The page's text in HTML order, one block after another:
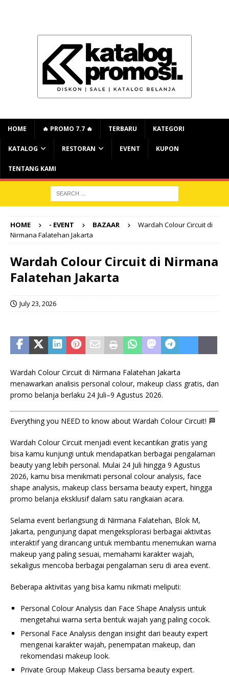
HOME 🔥 PROMO 7.7 🔥 TERBARU KATEGORI
KATALOG RESTORAN EVENT KUPON
TENTANG KAMI
HOME - EVENT BAZAAR
Wardah Colour Circuit di
Nirmana Falatehan Jakarta
Wardah Colour Circuit di Nirmana
Falatehan Jakarta
July 23, 2026
Wardah Colour Circuit di Nirmana Falatehan Jakarta
menawarkan analisis personal colour, makeup class gratis, dan
promo belanja berlaku 24 Juli–9 Agustus 2026.
Everything you NEED to know about Wardah Colour Circuit! 🏁
Wardah Colour Circuit menjadi event kecantikan gratis yang
bisa kamu kunjungi untuk mendapatkan berbagai pengalaman
beauty yang lebih personal. Mulai 24 Juli hingga 9 Agustus
2026, kamu bisa menikmati personal colour analysis, face
shape analysis, makeup class bersama beauty expert, hingga
promo belanja eksklusif dalam satu rangkaian acara.
Selama event berlangsung di Nirmana Falatehan, Blok M,
Jakarta, pengunjung dapat mengeksplorasi berbagai aktivitas
interaktif yang dirancang untuk membantu menemukan warna
makeup yang paling sesuai, memahami karakter wajah,
sekaligus mencoba berbagai pengalaman seru di area event.
Beberapa aktivitas yang bisa kamu nikmati meliputi:
Personal Colour Analysis dan Face Shape Analysis untuk
mengetahui warna serta bentuk wajah yang paling cocok.
Personal Face Analysis dengan insight dari beauty expert
mengenai karakter wajah, penempatan makeup, dan
rekomendasi makeup look.
Private Group Makeup Class bersama beauty expert.